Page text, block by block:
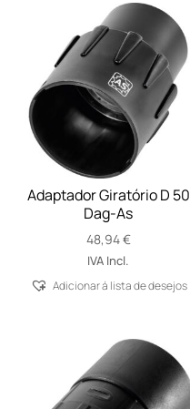
Adaptador Giratório D 50
Dag-As
48,94€
IVA Incl.
Adicionar á lista de desejos